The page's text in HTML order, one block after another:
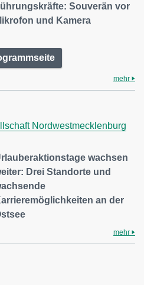
Souverän vor
und Kamera
mehr
Nordwestmecklenburg
wachsen
Drei Standorte und
an der
mehr